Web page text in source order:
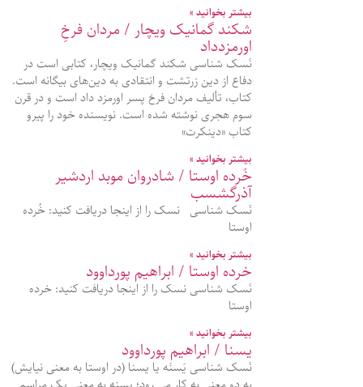
بیشتر بخوانید »
شکند گمانیک ویچار / مردان فرخِ
اورمزدداد
نَسک شناسی شکند گمانیک ویچار، کتابی است در
دفاع از دین زرتشت و انتقادی به دین‌های بیگانه است.
کتاب، تألیف مردان فرخ پسر اورمزد داد است و در قرن
سوم هجری نوشته شده است. نویسنده خود را پیرو
کتاب «دینکرت»
بیشتر بخوانید »
خُرده اوستا / شادروان موبد اردشیر
آذرگشسب
نَسک شناسی نسک را از اینجا دریافت کنید: خُرده
اوستا
بیشتر بخوانید »
خرده اوستا / ابراهیم پورداوود
نَسک شناسی نسک را از اینجا دریافت کنید: خرده
اوستا
بیشتر بخوانید »
یسنا / ابراهیم پورداوود
نَسک شناسی یَسنَه یا یسنا (در اوستا به معنی نیایش)